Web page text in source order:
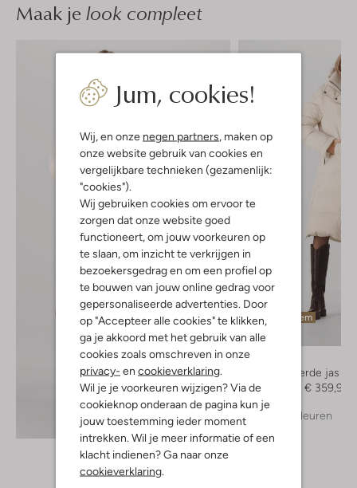
Jum, cookies!
Wij, en onze negen partners , maken op
onze website gebruik van cookies en
vergelijkbare technieken (gezamenlijk:
"cookies").
Wij gebruiken cookies om ervoor te
zorgen dat onze website goed
functioneert, om jouw voorkeuren op
te slaan, om inzicht te verkrijgen in
bezoekersgedrag en om een profiel op
te bouwen van jouw online gedrag voor
gepersonaliseerde advertenties. Door
op "Accepteer alle cookies" te klikken,
ga je akkoord met het gebruik van alle
cookies zoals omschreven in onze
privacy- en cookieverklaring
Wil je je voorkeuren wijzigen? Via de
cookieknop onderaan de pagina kun je
jouw toestemming ieder moment
intrekken. Wil je meer informatie of een
klacht indienen? Ga naar onze
cookieverklaring
Maak je look compleet
Ontdek de look
Laatste item
-20%
Gewatteerde jas
€ 449,99
€ 359,99
+ meer kleuren